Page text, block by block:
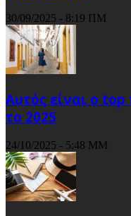
30/09/2025 - 8:19 ΠΜ
Αυτός είναι ο
το 2025
24/10/2025 - 5:48 ΜΜ